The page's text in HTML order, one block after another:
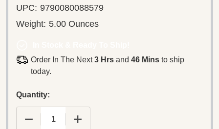
UPC: 9790080088579
Weight: 5.00 Ounces
Order In The Next3 Hrsand 46 Minsto ship
today.
Quantity:
DECREASE QUANTITY OF DUBROVAY LÁSZLÓ:
INCREASE QUANTITY OF